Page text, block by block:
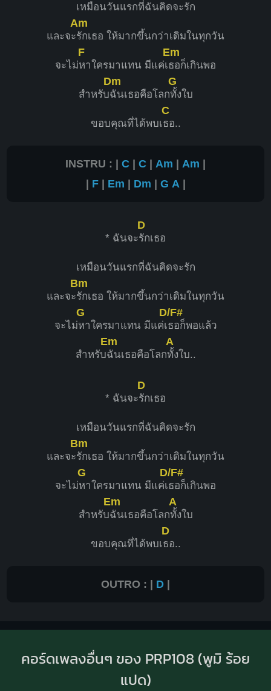
เหมือนวันแรกที่ฉันคิดจะรัก
และจะ
Am
รักเธอ ให้มากขึ้นกว่าเดิมในทุกวัน
จะไม่
F
หาใครมาแทน มีแค่เ
Em
ธอก็เกินพอ
สำหรับ
Dm
ฉันเธอคือโลก
G
ทั้งใบ
ขอบคุณที่ได้พบเ
C
ธอ..
INSTRU : | C | C | Am | Am |
| F| Em | Dm | G A|
* ฉันจะ
D
รักเธอ
เหมือนวันแรกที่ฉันคิดจะรัก
และจะ
Bm
รักเธอ ให้มากขึ้นกว่าเดิมในทุกวัน
จะไม่
G
หาใครมาแทน มีแค่เ
D/F#
ธอก็พอแล้ว
สำหรับ
Em
ฉันเธอคือโลก
A
ทั้งใบ..
* ฉันจะ
D
รักเธอ
เหมือนวันแรกที่ฉันคิดจะรัก
และจะ
Bm
รักเธอ ให้มากขึ้นกว่าเดิมในทุกวัน
จะไม่
G
หาใครมาแทน มีแค่เ
D/F#
ธอก็เกินพอ
สำหรับ
Em
ฉันเธอคือโลก
A
ทั้งใบ
ขอบคุณที่ได้พบเ
D
ธอ..
OUTRO : | D |
คอร์ดเพลงอื่นๆ ของ PRP108 (พูมิ ร้อย
แปด)